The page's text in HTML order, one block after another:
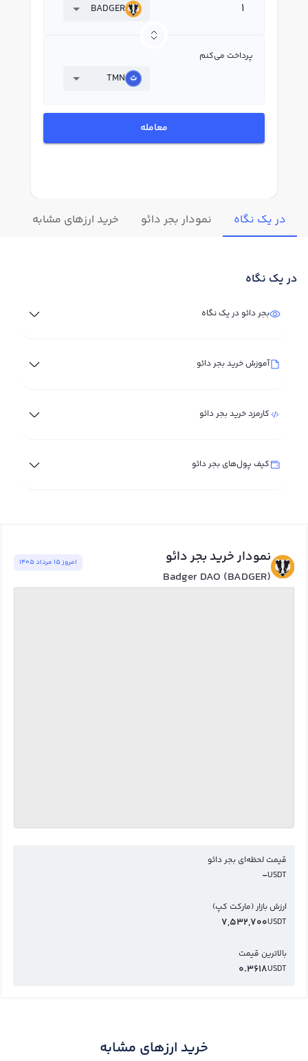
BADGER
پرداخت می‌کنم
TMN
معامله
در یک نگاه نمودار بجر دائو خرید ارزهای مشابه
در یک نگاه
بجر دائو در یک نگاه
آموزش خرید بجر دائو
کارمزد خرید بجر دائو
کیف پول‌های بجر دائو
نمودار خرید بجر دائو
Badger DAO (BADGER)
امروز ١٥ مرداد ١٤٠٥
قیمت لحظه‌ای بجر دائو
USDT
-
ارزش بازار (مارکت کپ)
USDT
7,532,700
بالاترین قیمت
USDT
0.3618
خرید ارزهای مشابه